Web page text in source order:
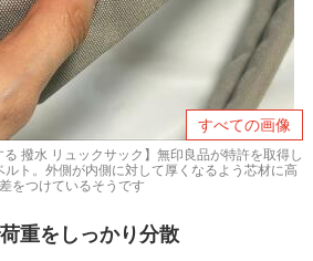
すべての画像
る 撥水 リュックサック】無印良品が特許を取得し
ト。外側が内側に対して厚くなるよう芯材に高
をつけているそうです
重をしっかり分散